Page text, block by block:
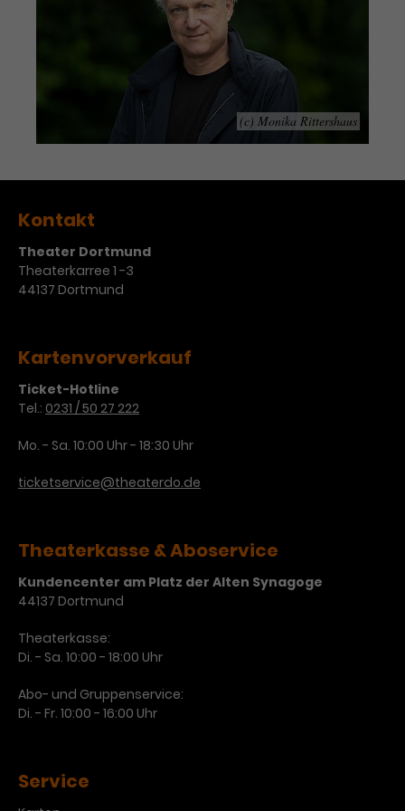
verschiedene Websites hinweg.
(c) Monika Rittershaus
Kontakt
Theater Dortmund
Theaterkarree 1 -3
44137 Dortmund
Kartenvorverkauf
Ticket-Hotline
Tel.: 0231 / 50 27 222
Mo. - Sa. 10:00 Uhr - 18:30 Uhr
ticketservice@theaterdo.de
Theaterkasse & Aboservice
Kundencenter am Platz der Alten Synagoge
44137 Dortmund
Theaterkasse:
Di. - Sa. 10:00 - 18:00 Uhr
Abo- und Gruppenservice:
Di. - Fr. 10:00 - 16:00 Uhr
Service